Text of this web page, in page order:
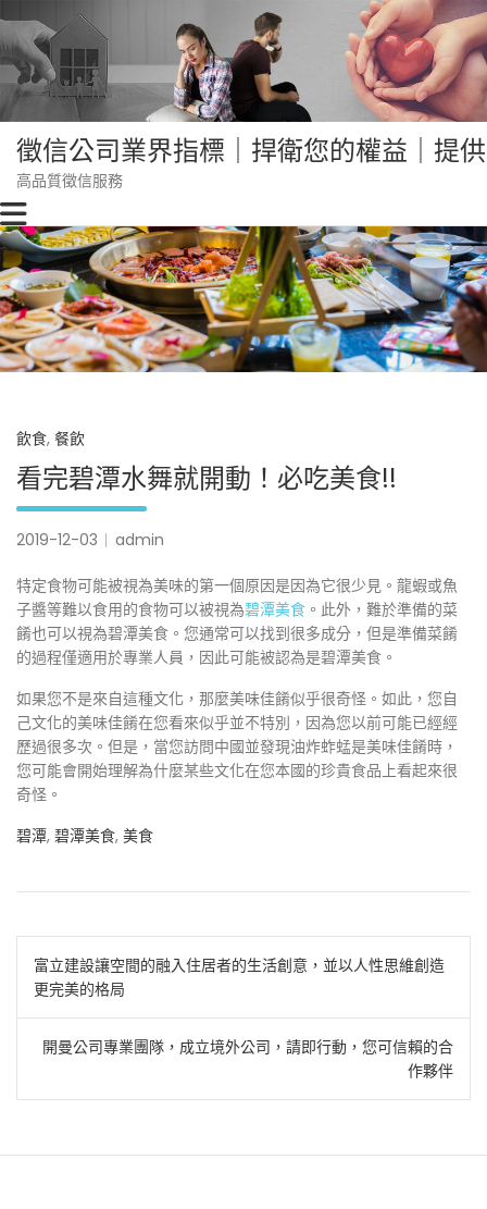
to
content
徵信公司業界指標｜捍衛您的權益｜提
高品質徵信服務
飲食, 餐飲
看完碧潭水舞就開動！必吃美食!!
2019-12-03 admin
特定食物可能被視為美味的第一個原因是因為它很少見。龍蝦或魚
子醬等難以食用的食物可以被視為碧潭美食 。此外，難於準備的菜
餚也可以視為碧潭美食。您通常可以找到很多成分，但是準備菜餚
的過程僅適用於專業人員，因此可能被認為是碧潭美食。
如果您不是來自這種文化，那麼美味佳餚似乎很奇怪。如此，您自
己文化的美味佳餚在您看來似乎並不特別，因為您以前可能已經經
歷過很多次。但是，當您訪問中國並發現油炸蚱蜢是美味佳餚時，
您可能會開始理解為什麼某些文化在您本國的珍貴食品上看起來很
奇怪。
碧潭, 碧潭美食, 美食
文
章
導
覽
富立建設讓空間的融入住居者的生活創意，並以人性思維創造
更完美的格局
開曼公司專業團隊，成立境外公司，請即行動，您可信賴的合
作夥伴